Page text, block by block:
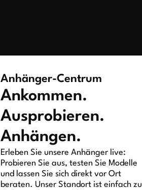
Anhänger-Centrum
Ankommen.
Ausprobieren.
Anhängen.
Erleben Sie unsere Anhänger live:
Probieren Sie aus, testen Sie Modelle
und lassen Sie sich direkt vor Ort
beraten. Unser Standort ist einfach zu